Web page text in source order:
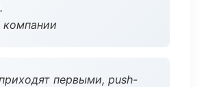
первыми, push-